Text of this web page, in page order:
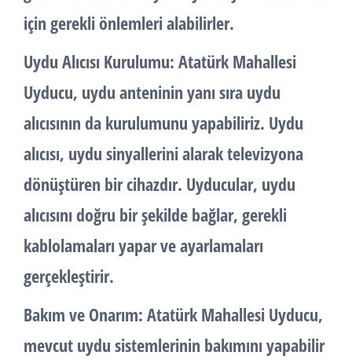
için gerekli önlemleri alabilirler.
Uydu Alıcısı Kurulumu: Atatürk Mahallesi
Uyducu, uydu anteninin yanı sıra uydu
alıcısının da kurulumunu yapabiliriz. Uydu
alıcısı, uydu sinyallerini alarak televizyona
dönüştüren bir cihazdır. Uyducular, uydu
alıcısını doğru bir şekilde bağlar, gerekli
kablolamaları yapar ve ayarlamaları
gerçekleştirir.
Bakım ve Onarım: Atatürk Mahallesi Uyducu,
mevcut uydu sistemlerinin bakımını yapabilir